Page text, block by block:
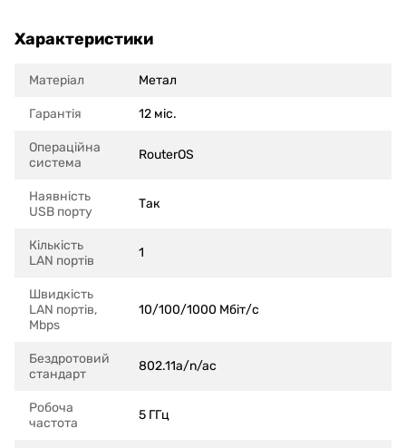
Характеристики
Матеріал Метал
Гарантія 12 міс.
Операційна
система
RouterOS
Наявність
USB порту
Так
Кількість
LAN портів
1
Швидкість
LAN портів,
Mbps
10/100/1000 Мбіт/с
Бездротовий
стандарт
802.11a/n/ac
Робоча
частота
5 ГГц